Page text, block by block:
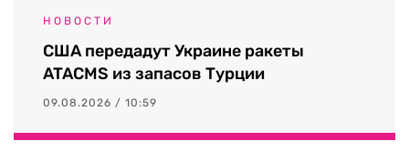
НОВОСТИ
США передадут Украине ракеты
ATACMS из запасов Турции
09.08.2026 / 10:59